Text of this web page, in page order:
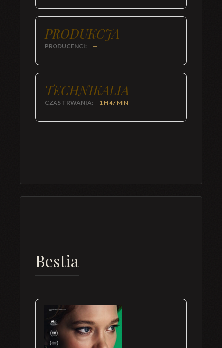
PRODUKCJA
PRODUCENCI: —
TECHNIKALIA
CZAS TRWANIA: 1 H 47 MIN
Bestia